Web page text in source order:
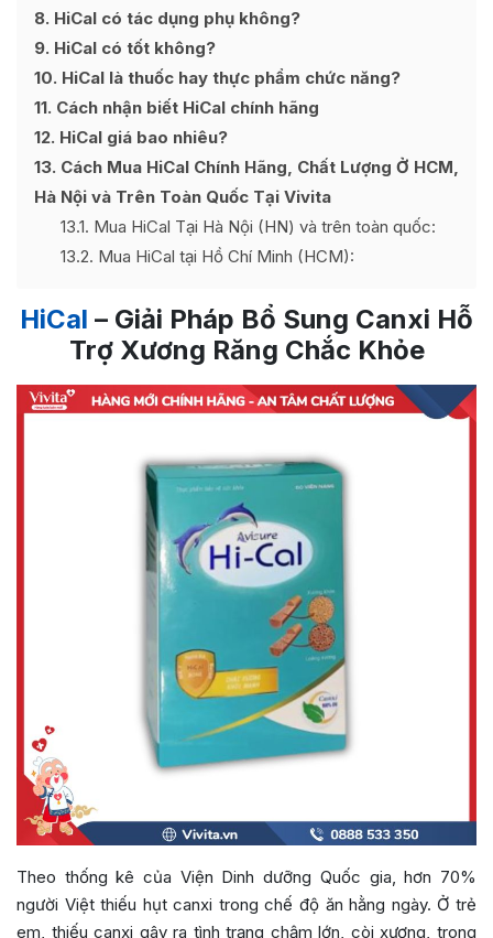
8 HiCal có tác dụng phụ không?
9 HiCal có tốt không?
10 HiCal là thuốc hay thực phẩm chức năng?
11 Cách nhận biết HiCal chính hãng
12 HiCal giá bao nhiêu?
13 Cách Mua HiCal Chính Hãng, Chất Lượng Ở HCM,
Hà Nội và Trên Toàn Quốc Tại Vivita
13.1 Mua HiCal Tại Hà Nội (HN) và trên toàn quốc:
13.2 Mua HiCal tại Hồ Chí Minh (HCM):
HiCal – Giải Pháp Bổ Sung Canxi Hỗ
Trợ Xương Răng Chắc Khỏe
Theo thống kê của Viện Dinh dưỡng Quốc gia, hơn 70%
người Việt thiếu hụt canxi trong chế độ ăn hằng ngày. Ở trẻ
em, thiếu canxi gây ra tình trạng chậm lớn, còi xương, trong